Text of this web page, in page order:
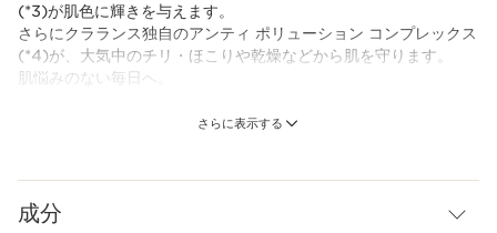
さらに表示する
(*3)が肌色に輝きを与えます。
さらにクラランス独自のアンティ ポリューション コンプレックス
(*4)が、大気中のチリ・ほこりや乾燥などから肌を守ります。
肌悩みのない毎日へ。
ホワイト：どんな肌にもクリアなツヤと輝きを与えるユニバーサ
配合。
成分